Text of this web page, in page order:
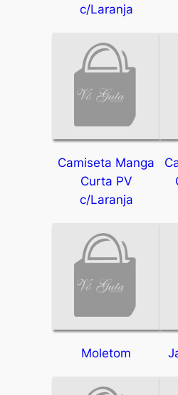
c/Laranja
Camiseta Manga
Curta PV
c/Laranja
Moletom